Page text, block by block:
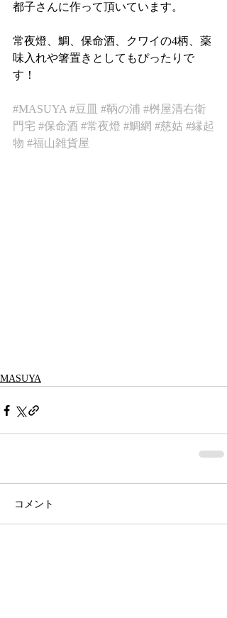
都子さんに作って頂いています。
常夜燈、鯛、保命酒、クワイの4柄、薬
味入れや箸置きとしてもぴったりで
す！
#MASUYA #豆皿 #鞆の浦 #桝屋清右衛
門宅 #保命酒 #常夜燈 #鯛網 #慈姑 #縁起
物 #福山雑貨屋
MASUYA
コメント